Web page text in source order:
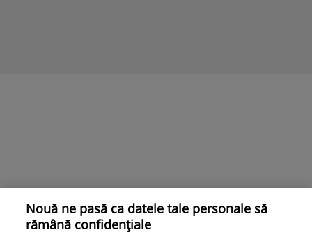
Nouă ne pasă ca datele tale personale să
rămână confidențiale